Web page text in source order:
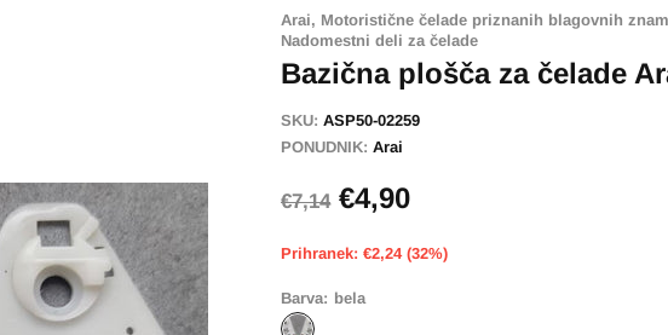
Arai, Motoristične čelade priznanih blagovnih
Nadomestni deli za čelade
Bazična plošča za čelade
SKU: ASP50-02259
PONUDNIK: Arai
€7,14 €4,90
Prihranek: €2,24 (32%)
Barva: bela